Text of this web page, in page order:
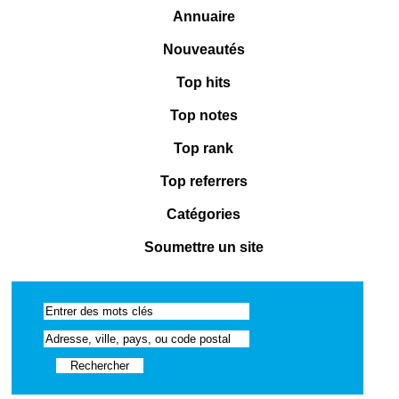
Annuaire
Nouveautés
Top hits
Top notes
Top rank
Top referrers
Catégories
Soumettre un site